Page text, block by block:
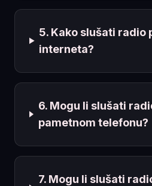
5. Kako slušati radio
interneta?
6. Mogu li slušati
pametnom telefonu?
7. Mogu li slušati